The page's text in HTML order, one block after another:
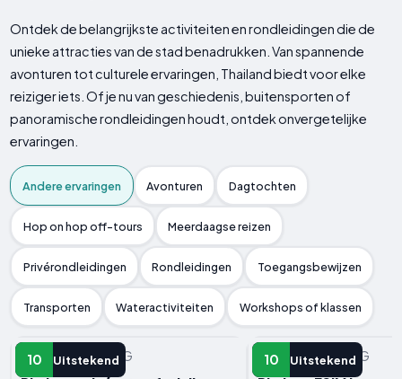
Ontdek de belangrijkste activiteiten en rondleidingen die de
unieke attracties van de stad benadrukken. Van spannende
avonturen tot culturele ervaringen, Thailand biedt voor elke
reiziger iets. Of je nu van geschiedenis, buitensporten of
panoramische rondleidingen houdt, ontdek onvergetelijke
ervaringen.
Andere ervaringen Avonturen Dagtochten
Hop on hop off-tours Meerdaagse reizen
Privérondleidingen Rondleidingen Toegangsbewijzen
Transporten Wateractiviteiten Workshops of klassen
10 Uitstekend
ANDERE ERVARING
10 Uitstekend
ANDERE ERVARING